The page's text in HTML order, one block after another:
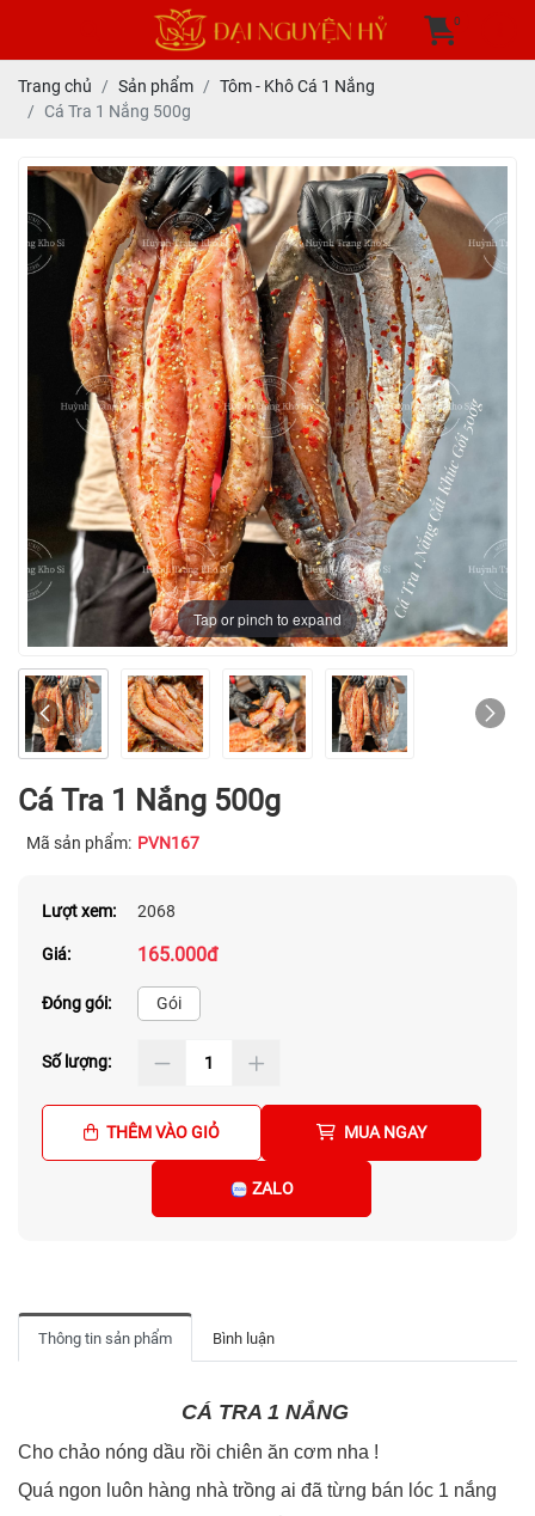
0
Trang chủ Sản phẩm
Tôm - Khô Cá 1 Nắng
Cá Tra 1 Nắng 500g
Tap or pinch to expand
Cá Tra 1 Nắng 500g
Mã sản phẩm: PVN167
Lượt xem: 2068
Giá: 165.000đ
Đóng gói: Gói
Số lượng:
THÊM VÀO GIỎ MUA NGAY
ZALO
Thông tin sản phẩm Bình luận
CÁ TRA 1 NẮNG
Cho chảo nóng dầu rồi chiên ăn cơm nha !
Quá ngon luôn hàng nhà trồng ai đã từng bán lóc 1 nắng